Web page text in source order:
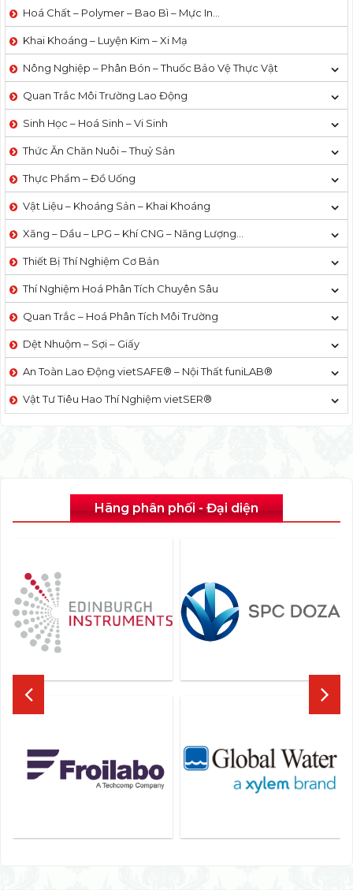
Hoá Chất – Polymer – Bao Bì – Mực In…
Khai Khoáng – Luyện Kim – Xi Mạ
Nông Nghiệp – Phân Bón – Thuốc Bảo Vệ Thực Vật
Quan Trắc Môi Trường Lao Động
Sinh Học – Hoá Sinh – Vi Sinh
Thức Ăn Chăn Nuôi – Thuỷ Sản
Thực Phẩm – Đồ Uống
Vật Liệu – Khoáng Sản – Khai Khoáng
Xăng – Dầu – LPG – Khí CNG – Năng Lượng…
Thiết Bị Thí Nghiệm Cơ Bản
Thí Nghiệm Hoá Phân Tích Chuyên Sâu
Quan Trắc – Hoá Phân Tích Môi Trường
Dệt Nhuộm – Sợi – Giấy
An Toàn Lao Động vietSAFE® – Nội Thất funiLAB®
Vật Tư Tiêu Hao Thí Nghiệm vietSER®
Hãng phân phối - Đại diện